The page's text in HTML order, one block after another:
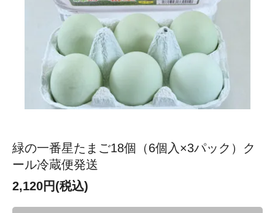
緑の一番星たまご18個（6個入×3パック）ク
ール冷蔵便発送
2,120円(税込)